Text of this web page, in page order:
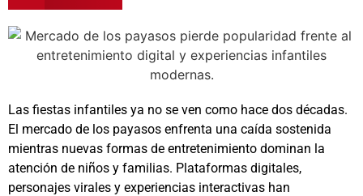
Las fiestas infantiles ya no se ven como hace dos décadas.
El mercado de los payasos enfrenta una caída sostenida
mientras nuevas formas de entretenimiento dominan la
atención de niños y familias. Plataformas digitales,
personajes virales y experiencias interactivas han